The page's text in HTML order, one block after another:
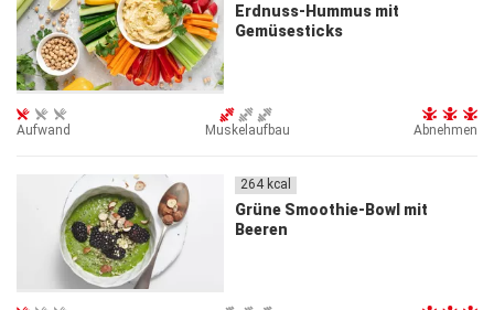
Erdnuss-Hummus mit
Gemüsesticks
Aufwand Muskelaufbau Abnehmen
264kcal
Grüne Smoothie-Bowl mit
Beeren